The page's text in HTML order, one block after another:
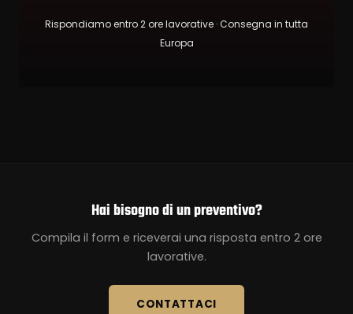
Rispondiamo entro 2 ore lavorative · Consegna in tutta
Europa
Hai bisogno di un preventivo?
Compila il form e riceverai una risposta entro 2 ore
lavorative.
CONTATTACI